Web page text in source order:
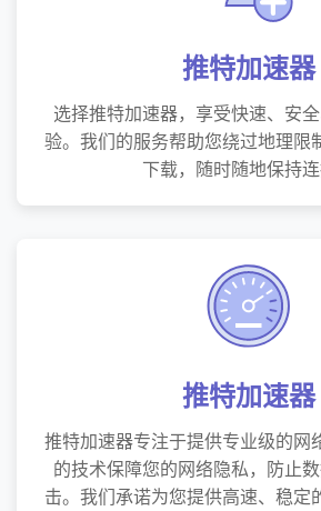
推特加速器
选择推特加速器，享受快速、安
验。我们的服务帮助您绕过地理限
下载，随时随地保持连
推特加速器
推特加速器专注于提供专业级的网
的技术保障您的网络隐私，防止
击。我们承诺为您提供高速、稳定